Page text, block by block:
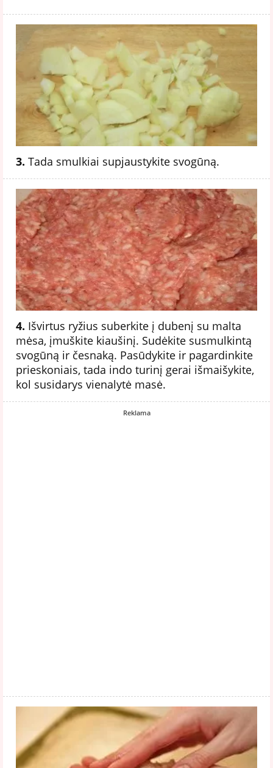
3. Tada smulkiai supjaustykite svogūną.
4. Išvirtus ryžius suberkite į dubenį su malta
mėsa, įmuškite kiaušinį. Sudėkite susmulkintą
svogūną ir česnaką. Pasūdykite ir pagardinkite
prieskoniais, tada indo turinį gerai išmaišykite,
kol susidarys vienalytė masė.
Reklama